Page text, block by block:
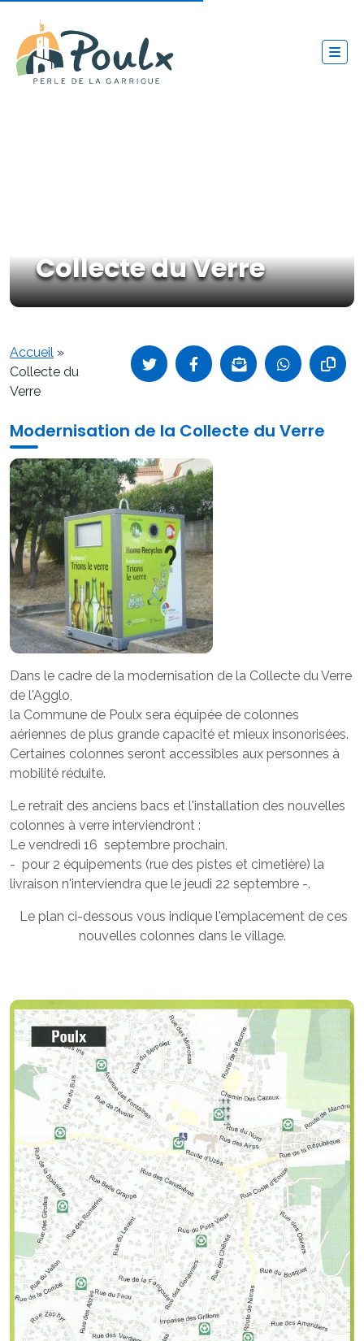
Collecte du Verre
Accueil »
Collecte du
Verre
Modernisation de la Collecte du Verre
Dans le cadre de la modernisation de la Collecte du Verre
de l'Agglo,
la Commune de Poulx sera équipée de colonnes
aériennes de plus grande capacité et mieux insonorisées.
Certaines colonnes seront accessibles aux personnes à
mobilité réduite.
Le retrait des anciens bacs et l'installation des nouvelles
colonnes à verre interviendront :
Le vendredi 16 septembre prochain,
- pour 2 équipements (rue des pistes et cimetière) la
livraison n'interviendra que le jeudi 22 septembre -.
Le plan ci-dessous vous indique l'emplacement de ces
nouvelles colonnes dans le village.